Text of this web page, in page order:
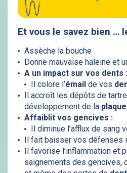
Et vous le savez bien …
Assèche la bouche
Donne mauvaise haleine et
A un impact sur vos dents :
Il colore l’émailde vos
Il accroît les dépôts de
développement de la plaque
Affaiblit vos gencives :
Il diminue l’afflux de sang
Il fait baisser vos défenses
Il favorise l’inflammation et
saignements des gencives,